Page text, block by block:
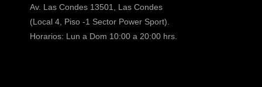
Av. Las Condes 13501, Las Condes
(Local 4, Piso -1 Sector Power Sport).
Horarios: Lun a Dom 10:00 a 20:00 hrs.